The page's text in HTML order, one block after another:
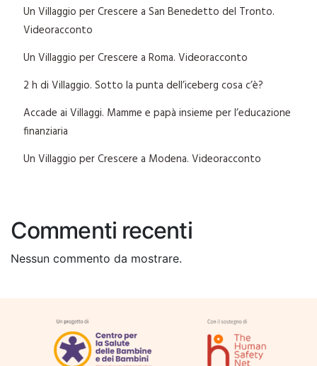
Un Villaggio per Crescere a San Benedetto del Tronto.
Videoracconto
Un Villaggio per Crescere a Roma. Videoracconto
2 h di Villaggio. Sotto la punta dell’iceberg cosa c’è?
Accade ai Villaggi. Mamme e papà insieme per l’educazione
finanziaria
Un Villaggio per Crescere a Modena. Videoracconto
Commenti recenti
Nessun commento da mostrare.